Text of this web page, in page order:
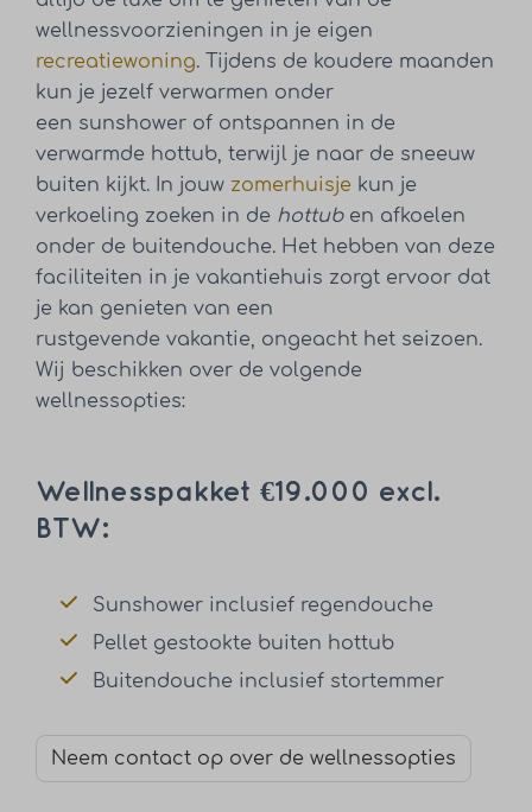
wellnessvoorzieningen in je eigen
recreatiewoning. Tijdens de koudere maanden
kun je jezelf verwarmen onder
een sunshower of ontspannen in de
verwarmde hottub, terwijl je naar de sneeuw
buiten kijkt. In jouw zomerhuisje kun je
verkoeling zoeken in de hottuben afkoelen
onder de buitendouche. Het hebben van deze
faciliteiten in je vakantiehuis zorgt ervoor dat
je kan genieten van een
rustgevende vakantie, ongeacht het seizoen.
Wij beschikken over de volgende
wellnessopties:
Wellnesspakket €19.000 excl.
BTW:
Sunshower inclusief regendouche
Pellet gestookte buiten hottub
Buitendouche inclusief stortemmer
Neem contact op over de wellnessopties